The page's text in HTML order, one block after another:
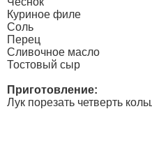
Куриное филе
Соль
Перец
Сливочное масло
Тостовый сыр
Приготовление:
Лук порезать четверть